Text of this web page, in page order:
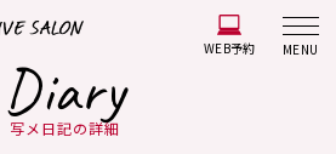
WEB予約 MENU
Diary
写メ日記の詳細